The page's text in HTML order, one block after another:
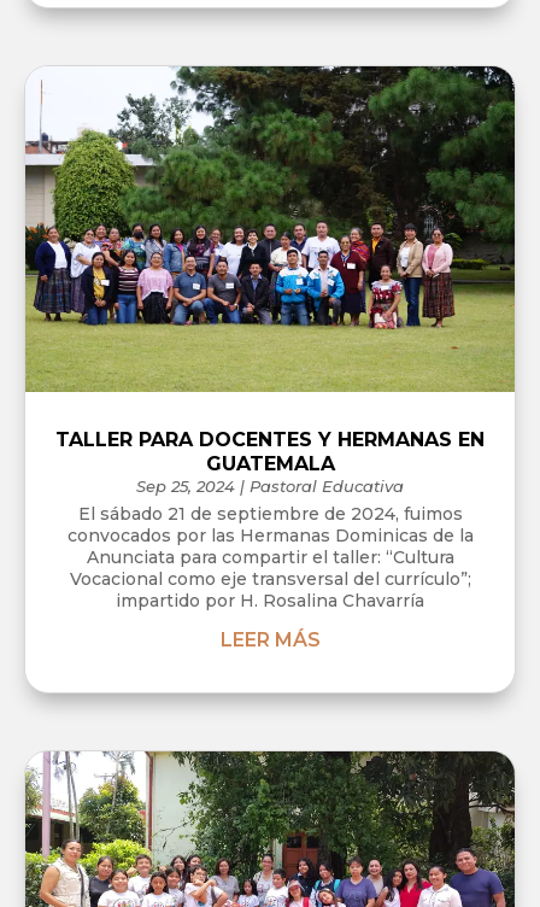
TALLER PARA DOCENTES Y HERMANAS EN
GUATEMALA
Sep 25, 2024 | Pastoral Educativa
El sábado 21 de septiembre de 2024, fuimos
convocados por las Hermanas Dominicas de la
Anunciata para compartir el taller: “Cultura
Vocacional como eje transversal del currículo”;
impartido por H. Rosalina Chavarría
LEER MÁS